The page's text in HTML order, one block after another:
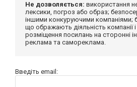
Не дозволяється: використання
лексики, погроз або образ;
іншими конкуруючими компаніями;
що ображають діяльність компанії і
розміщення посилань на сторонні
реклама та самореклама.
Введіть email: